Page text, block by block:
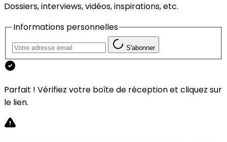
Dossiers, interviews, vidéos, inspirations, etc.
Informations personnelles
S'abonner
Parfait ! Vérifiez votre boîte de réception et cliquez sur
le lien.